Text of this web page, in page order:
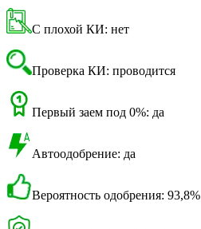
С плохой КИ: нет
Проверка КИ: проводится
Первый заем под 0%: да
Автоодобрение: да
Вероятность одобрения: 93,8%